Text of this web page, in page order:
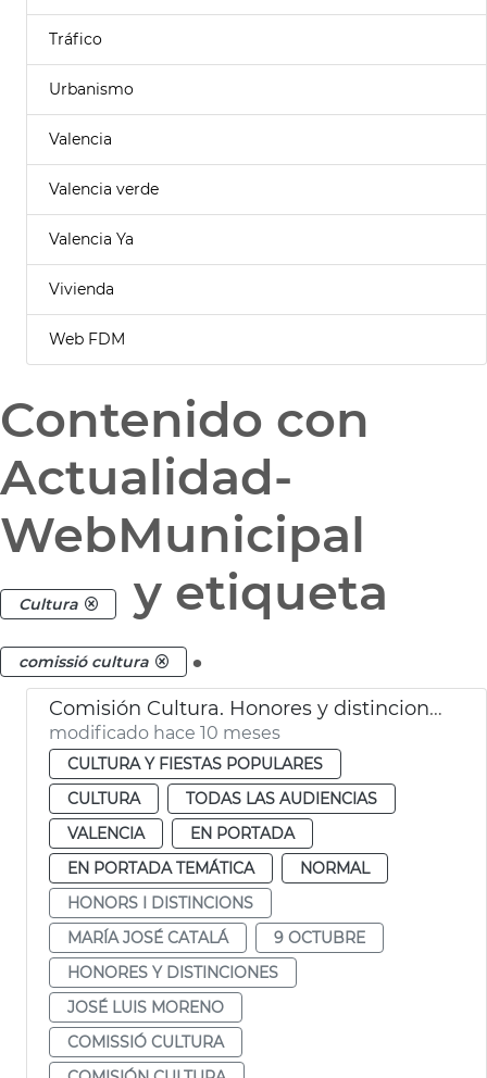
Tráfico
Urbanismo
Valencia
Valencia verde
Valencia Ya
Vivienda
Web FDM
Contenido con
Actualidad-
WebMunicipal
Cultura y etiqueta
comissió cultura .
Comisión Cultura. Honores y distinciones València
modificado hace 10 meses
CULTURA Y FIESTAS POPULARES
CULTURA
TODAS LAS AUDIENCIAS
VALENCIA
EN PORTADA
EN PORTADA TEMÁTICA
NORMAL
HONORS I DISTINCIONS
MARÍA JOSÉ CATALÁ
9 OCTUBRE
HONORES Y DISTINCIONES
JOSÉ LUIS MORENO
COMISSIÓ CULTURA